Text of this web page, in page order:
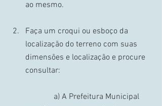
ao mesmo.
Faça um croqui ou esboço da
localização do terreno com suas
dimensões e localização e procure
consultar: